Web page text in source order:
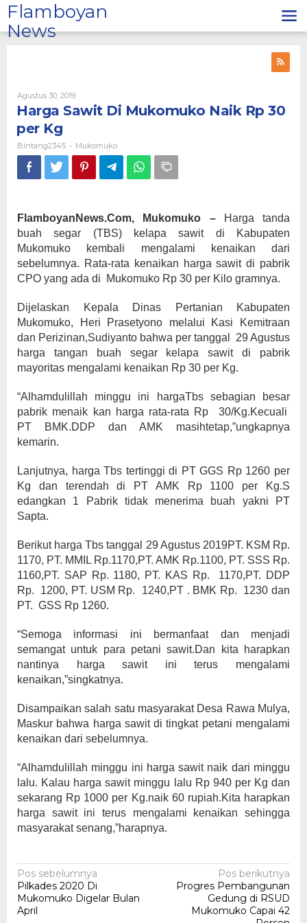
Lewati
ke
konten
Flamboyan
News
Agustus 30, 2019Oleh
Bintang2345
Harga Sawit Di Mukomuko Naik Rp 30
per Kg
Bintang2345 - Mukomuko
FlamboyanNews.Com, Mukomuko –Harga tanda
buah segar (TBS) kelapa sawit di Kabupaten
Mukomuko kembali mengalami kenaikan dari
sebelumnya. Rata-rata kenaikan harga sawit di pabrik
CPO yang ada di Mukomuko Rp 30 per Kilo gramnya.
Dijelaskan Kepala Dinas Pertanian Kabupaten
Mukomuko, Heri Prasetyono melalui Kasi Kemitraan
dan Perizinan,Sudiyanto bahwa per tanggal 29 Agustus
harga tangan buah segar kelapa sawit di pabrik
mayoritas mengalami kenaikan Rp 30 per Kg.
“Alhamdulillah minggu ini hargaTbs sebagian besar
pabrik menaik kan harga rata-rata Rp 30/Kg.Kecuali
PT BMK.DDP dan AMK masihtetap,”ungkapnya
kemarin.
Lanjutnya, harga Tbs tertinggi di PT GGS Rp 1260 per
Kg dan terendah di PT AMK Rp 1100 per Kg.S
edangkan 1 Pabrik tidak menerima buah yakni PT
Sapta.
Berikut harga Tbs tanggal 29 Agustus 2019PT. KSM Rp.
1170, PT. MMIL Rp.1170,PT. AMK Rp.1100, PT. SSS Rp.
1160,PT. SAP Rp. 1180, PT. KAS Rp. 1170,PT. DDP
Rp. 1200, PT. USM Rp. 1240,PT . BMK Rp. 1230 dan
PT. GSS Rp 1260.
“Semoga informasi ini bermanfaat dan menjadi
semangat untuk para petani sawit.Dan kita harapkan
nantinya harga sawit ini terus mengalami
kenaikan,”singkatnya.
Disampaikan salah satu masyarakat Desa Rawa Mulya,
Maskur bahwa harga sawit di tingkat petani mengalami
kenaikan dari sebelumnya.
“Alhamdulillah minggu ini harga sawit naik dari minggu
lalu. Kalau harga sawit minggu lalu Rp 940 per Kg dan
sekarang Rp 1000 per Kg.naik 60 rupiah.Kita harapkan
harga sawit ini terus mengalami kenaikan sehingga
masyarakat senang,”harapnya.
Navigasi
pos
Pos sebelumnya
Pilkades 2020 Di
Mukomuko Digelar Bulan
April
Pos berikutnya
Progres Pembangunan
Gedung di RSUD
Mukomuko Capai 42